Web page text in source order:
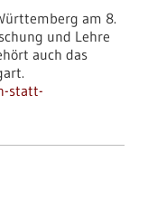
am 8.
und Lehre
auch das
statt-